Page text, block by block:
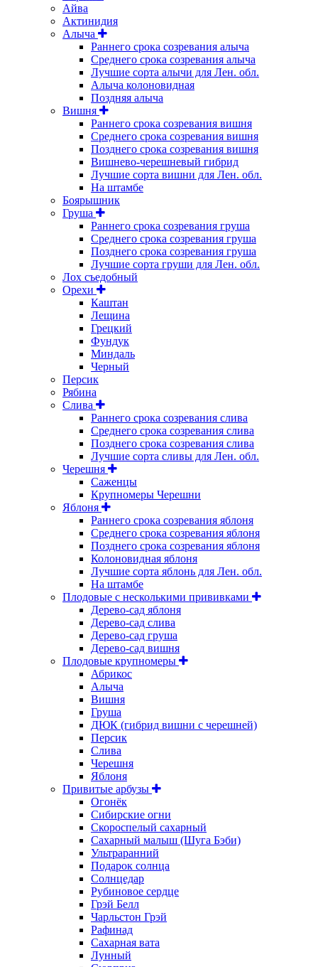
Айва
Актинидия
Алыча
Раннего срока созревания алыча
Среднего срока созревания алыча
Лучшие сорта алычи для Лен. обл.
Алыча колоновидная
Поздняя алыча
Вишня
Раннего срока созревания вишня
Среднего срока созревания вишня
Позднего срока созревания вишня
Вишнево-черешневый гибрид
Лучшие сорта вишни для Лен. обл.
На штамбе
Боярышник
Груша
Раннего срока созревания груша
Среднего срока созревания груша
Позднего срока созревания груша
Лучшие сорта груши для Лен. обл.
Лох съедобный
Орехи
Каштан
Лещина
Грецкий
Фундук
Миндаль
Черный
Персик
Рябина
Слива
Раннего срока созревания слива
Среднего срока созревания слива
Позднего срока созревания слива
Лучшие сорта сливы для Лен. обл.
Черешня
Саженцы
Крупномеры Черешни
Яблоня
Раннего срока созревания яблоня
Среднего срока созревания яблоня
Позднего срока созревания яблоня
Колоновидная яблоня
Лучшие сорта яблонь для Лен. обл.
На штамбе
Плодовые с несколькими прививками
Дерево-сад яблоня
Дерево-сад слива
Дерево-сад груша
Дерево-сад вишня
Плодовые крупномеры
Абрикос
Алыча
Вишня
Груша
ДЮК (гибрид вишни с черешней)
Персик
Слива
Черешня
Яблоня
Привитые арбузы
Огонёк
Сибирские огни
Скороспелый сахарный
Сахарный малыш (Шуга Бэби)
Ультраранний
Подарок солнца
Солнцедар
Рубиновое сердце
Грэй Белл
Чарльстон Грэй
Рафинад
Сахарная вата
Лунный